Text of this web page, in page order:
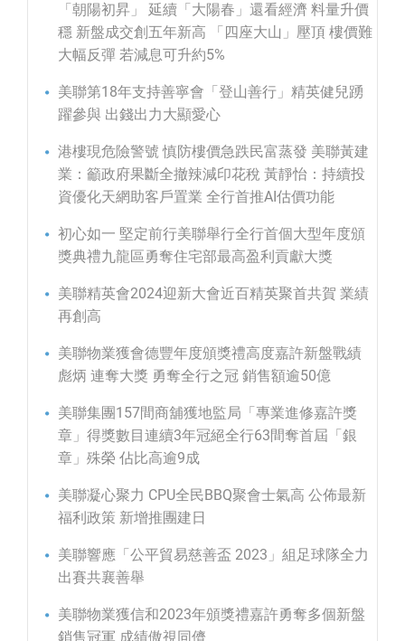
「朝陽初昇」 延續「大陽春」還看經濟 料量升價
穩 新盤成交創五年新高 「四座大山」壓頂 樓價難
大幅反彈 若減息可升約5%
美聯第18年支持善寧會「登山善行」精英健兒踴
躍參與 出錢出力大顯愛心
港樓現危險警號 慎防樓價急跌民富蒸發 美聯黃建
業：籲政府果斷全撤辣減印花稅 黃靜怡：持續投
資優化天網助客戶置業 全行首推AI估價功能
初心如一 堅定前行美聯舉行全行首個大型年度頒
獎典禮九龍區勇奪住宅部最高盈利貢獻大獎
美聯精英會2024迎新大會近百精英聚首共賀 業績
再創高
美聯物業獲會德豐年度頒獎禮高度嘉許新盤戰績
彪炳 連奪大獎 勇奪全行之冠 銷售額逾50億
美聯集團157間商舖獲地監局「專業進修嘉許獎
章」得獎數目連續3年冠絕全行63間奪首屆「銀
章」殊榮 佔比高逾9成
美聯凝心聚力 CPU全民BBQ聚會士氣高 公佈最新
福利政策 新增推團建日
美聯響應「公平貿易慈善盃 2023」組足球隊全力
出賽共襄善舉
美聯物業獲信和2023年頒獎禮嘉許勇奪多個新盤
銷售冠軍 成績傲視同儕